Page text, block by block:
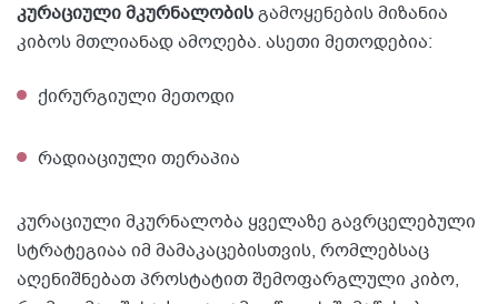
კურაციული მკურნალობისგამოყენების მიზანია
კიბოს მთლიანად ამოღება. ასეთი მეთოდებია:
ქირურგიული მეთოდი
რადიაციული თერაპია
კურაციული მკურნალობა ყველაზე გავრცელებული
სტრატეგიაა იმ მამაკაცებისთვის, რომლებსაც
აღენიშნებათ პროსტატით შემოფარგლული კიბო,